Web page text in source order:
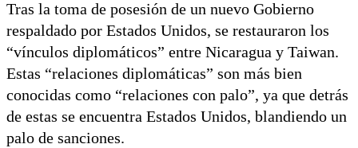
Tras la toma de posesión de un nuevo Gobierno
respaldado por Estados Unidos, se restauraron los
“vínculos diplomáticos” entre Nicaragua y Taiwan.
Estas “relaciones diplomáticas” son más bien
conocidas como “relaciones con palo”, ya que detrás
de estas se encuentra Estados Unidos, blandiendo un
palo de sanciones.